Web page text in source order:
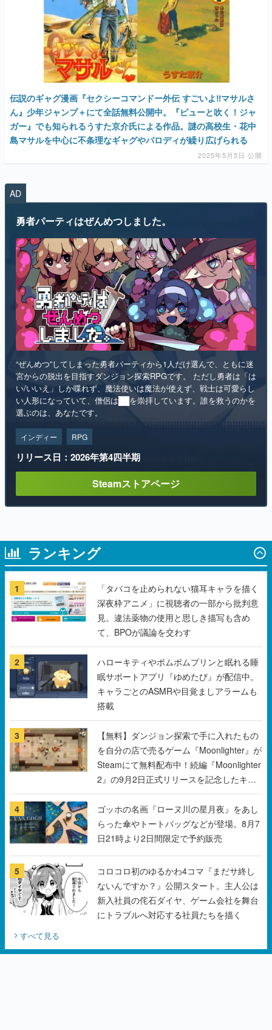
伝説のギャグ漫画『セクシーコマンドー外伝 すごいよ‼︎マサルさ
ん』少年ジャンプ＋にて全話無料公開中。『ピューと吹く！ジャ
ガー』でも知られるうすた京介氏による作品。謎の高校生・花中
島マサルを中心に不条理なギャグやパロディが繰り広げられる
2025年5月5日 公開
AD
“ぜんめつ”してしまった勇者パーティから1人だけ選んで、ともに迷
宮からの脱出を目指すダンジョン探索RPGです。 ただし勇者は「は
い/いいえ」しか喋れず、魔法使いは魔法が使えず、戦士は可愛らし
い人形になっていて、僧侶は██を崇拝しています。誰を救うのかを
選ぶのは、あなたです。
インディー RPG
リリース日：2026年第4四半期
ランキング
1
「タバコを止められない猫耳キャラを描く
深夜枠アニメ」に視聴者の一部から批判意
見。違法薬物の使用と思しき描写も含め
て、BPOが議論を交わす
2
ハローキティやポムポムプリンと眠れる睡
眠サポートアプリ『ゆめたび』が配信中。
キャラごとのASMRや目覚ましアラームも
搭載
3
【無料】ダンジョン探索で手に入れたもの
を自分の店で売るゲーム『Moonlighter』が
Steamにて無料配布中！続編『Moonlighter
2』の9月2日正式リリースを記念したキャ
ンペーン
4
ゴッホの名画『ローヌ川の星月夜』をあし
らった傘やトートバッグなどが登場。8月7
日21時より2日間限定で予約販売
5
コロコロ初のゆるかわ4コマ『まだサ終し
ないんですか？』公開スタート。主人公は
新入社員の侘石ダイヤ、ゲーム会社を舞台
にトラブルへ対応する社員たちを描く
すべて見る